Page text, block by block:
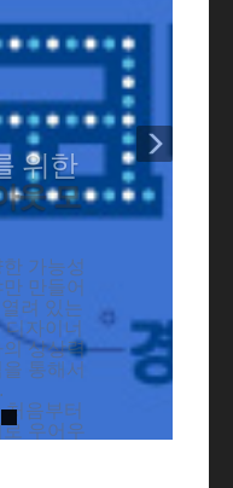
위한
웃 모
가능성
만들어
려 있는
디자이너
상상력
통해서
처음부터
우어우
. 각각의
처음부터
에 어떤